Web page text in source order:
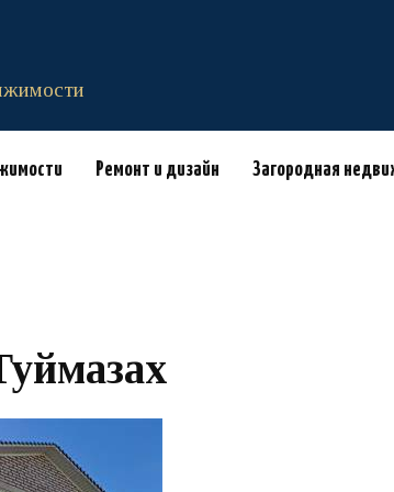
Ремонт и дизайн Загородная